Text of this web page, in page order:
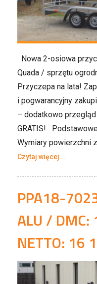
Nowa 2-osiowa
Quada / sprzętu
Przyczepa na lata!
i pogwarancyjny
– dodatkowo
GRATIS!
Wymiary powierzchni
Czytaj więcej...
PPA18-
ALU / DMC:
NETTO: 16